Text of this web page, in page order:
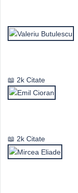
2k Citate
2k Citate